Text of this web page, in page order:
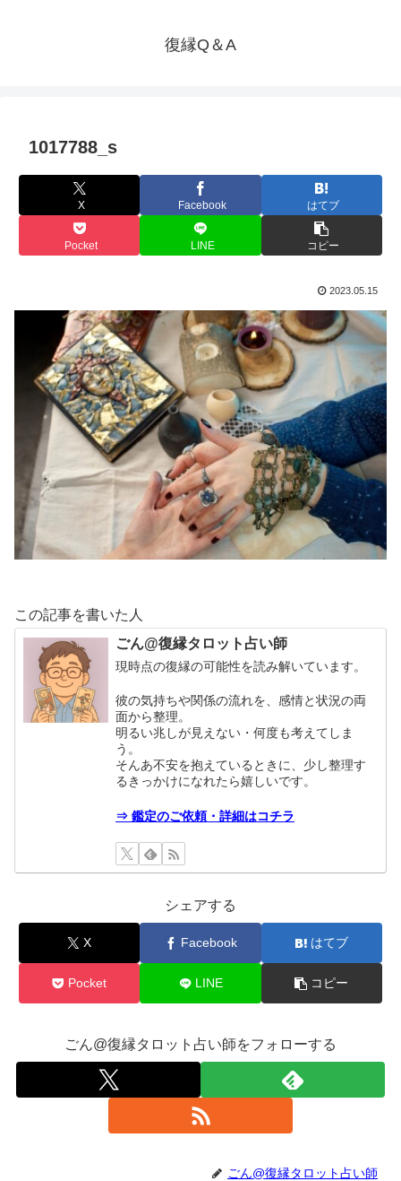
復縁Q＆A
1017788_s
X Facebook はてブ
Pocket LINE コピー
2023.05.15
この記事を書いた人
ごん@復縁タロット占い師
現時点の復縁の可能性を読み解いています。
彼の気持ちや関係の流れを、感情と状況の両
面から整理。
明るい兆しが見えない・何度も考えてしま
う。
そんあ不安を抱えているときに、少し整理す
るきっかけになれたら嬉しいです。
⇒ 鑑定のご依頼・詳細はコチラ
シェアする
X Facebook はてブ
Pocket LINE コピー
ごん@復縁タロット占い師をフォローする
ごん@復縁タロット占い師